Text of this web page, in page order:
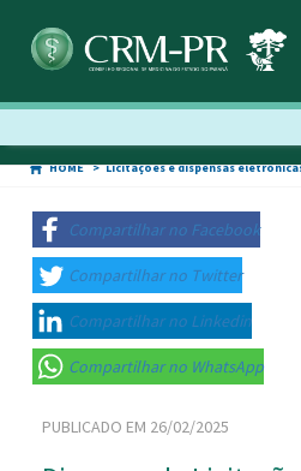
HOME Licitações e dispensas
Compartilhar no Facebook
Compartilhar no Twitter
Compartilhar no Linkedin
Compartilhar no WhatsApp
PUBLICADO EM 26/02/2025